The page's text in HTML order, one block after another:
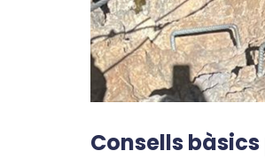
Consells